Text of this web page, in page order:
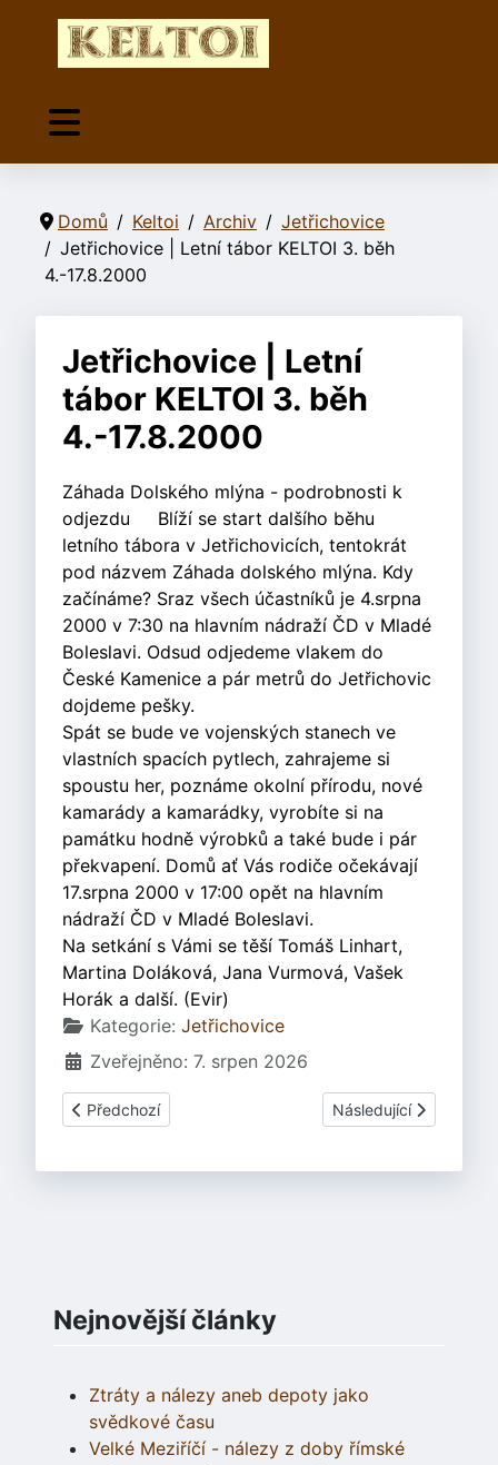
Domů Keltoi Archiv
Jetřichovice
Jetřichovice | Letní tábor KELTOI 3. běh
4.-17.8.2000
Jetřichovice | Letní
tábor KELTOI 3. běh
4.-17.8.2000
Záhada Dolského mlýna - podrobnosti k
odjezdu Blíží se start dalšího běhu
letního tábora v Jetřichovicích, tentokrát
pod názvem Záhada dolského mlýna. Kdy
začínáme? Sraz všech účastníků je 4.srpna
2000 v 7:30 na hlavním nádraží ČD v Mladé
Boleslavi. Odsud odjedeme vlakem do
České Kamenice a pár metrů do Jetřichovic
dojdeme pešky.
Spát se bude ve vojenských stanech ve
vlastních spacích pytlech, zahrajeme si
spoustu her, poznáme okolní přírodu, nové
kamarády a kamarádky, vyrobíte si na
památku hodně výrobků a také bude i pár
překvapení. Domů ať Vás rodiče očekávají
17.srpna 2000 v 17:00 opět na hlavním
nádraží ČD v Mladé Boleslavi.
Na setkání s Vámi se těší Tomáš Linhart,
Martina Doláková, Jana Vurmová, Vašek
Horák a další. (Evir)
Základní údaje
Kategorie: Jetřichovice
Zveřejněno: 7. srpen 2026
Předchozí článek: Jetřichovice | Letní tábor 1. běh 2000 -
Předchozí Další článek:
Následující
Nejnovější články
Ztráty a nálezy aneb depoty jako
svědkové času
Velké Meziříčí - nálezy z doby římské